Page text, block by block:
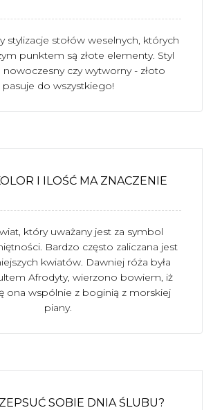
stylizacje stołów weselnych, których
punktem są złote elementy. Styl
nowoczesny czy wytworny - złoto
pasuje do wszystkiego!
I ILOŚĆ MA ZNACZENIE
który uważany jest za symbol
Bardzo często zaliczana jest
kwiatów. Dawniej róża była
Afrodyty, wierzono bowiem, iż
ona wspólnie z boginią z morskiej
piany.
SOBIE DNIA ŚLUBU?